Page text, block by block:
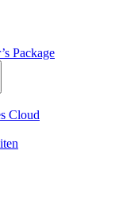
Package
Cloud